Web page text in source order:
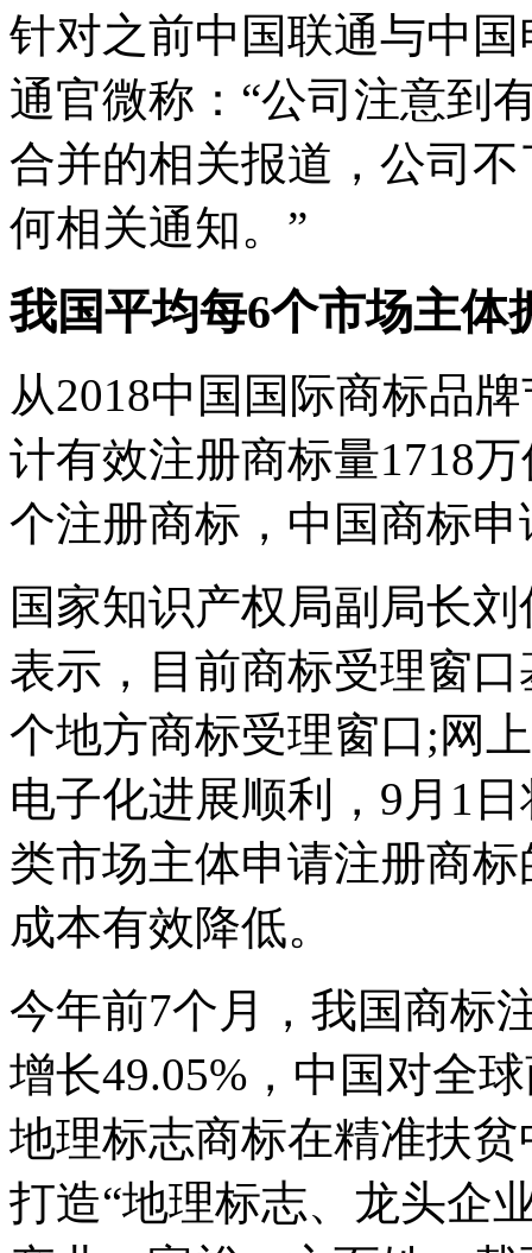
针对之前中国联通与中
通官微称：“公司注意到
合并的相关报道，公司
何相关通知。”
我国平均每6个市场主体
从2018中国国际商标品
计有效注册商标量1718
个注册商标，中国商标
国家知识产权局副局长
表示，目前商标受理窗
个地方商标受理窗口;网
电子化进展顺利，9月1
类市场主体申请注册商
成本有效降低。
今年前7个月，我国商标
增长49.05%，中国对全
地理标志商标在精准扶
打造“地理标志、龙头企